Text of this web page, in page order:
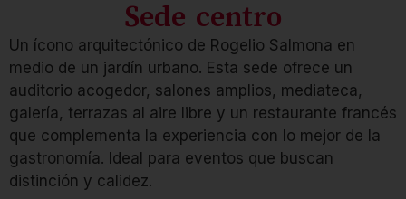
Sede centro
Un ícono arquitectónico de Rogelio Salmona en
medio de un jardín urbano. Esta sede ofrece un
auditorio acogedor, salones amplios, mediateca,
galería, terrazas al aire libre y un restaurante francés
que complementa la experiencia con lo mejor de la
gastronomía. Ideal para eventos que buscan
distinción y calidez.